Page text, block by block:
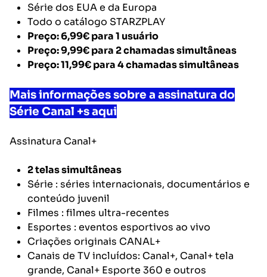
Série dos EUA e da Europa
Todo o catálogo STARZPLAY
Preço: 6,99€para 1 usuário
Preço: 9,99€para 2 chamadas simultâneas
Preço: 11,99€para 4 chamadas simultâneas
Mais informações sobre a assinatura do
Série Canal +s aqui
Assinatura Canal+
2 telas simultâneas
Série : séries internacionais, documentários e
conteúdo juvenil
Filmes : filmes ultra-recentes
Esportes : eventos esportivos ao vivo
Criações originais CANAL+
Canais de TV incluídos: Canal+, Canal+ tela
grande, Canal+ Esporte 360 e outros